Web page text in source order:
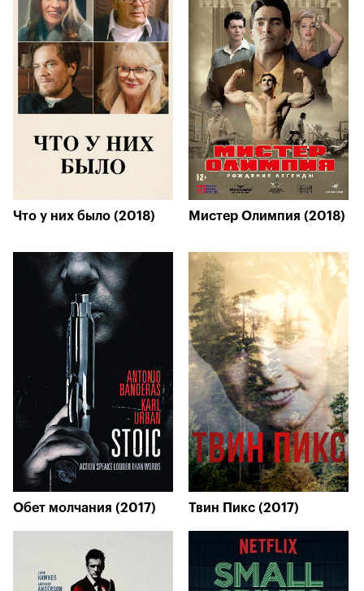
Что у них было (2018) Мистер Олимпия (2018)
Обет молчания (2017) Твин Пикс (2017)